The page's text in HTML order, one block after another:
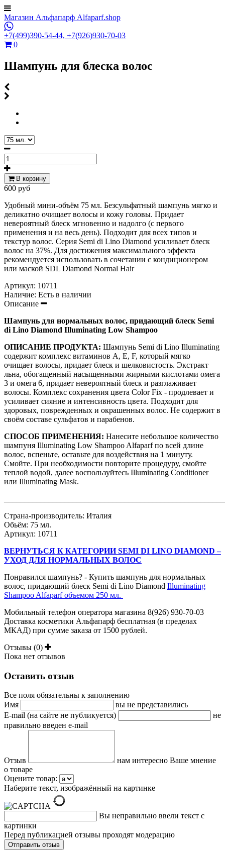
Магазин Альфапарф Alfaparf.shop
+7(499)390-54-44, +7(926)930-70-03
0
Шампунь для блеска волос
В корзину
600 руб
Удобный мини-объём 75 мл. Безсульфатный шампунь мягко и
деликатно очищает волосы и кожу головы. Придает
невероятный блеск мгновенно и надолго (с первого
применения и на весь день). Подходит для всех типов и
текстур волос. Серия Semi di Lino Diamond усиливает блеск
волос на 37%. Для достижения максимального эффекта
рекомендуется использовать в сочетании с кондиционером
или маской SDL Diamond Normal Hair
Артикул: 10711
Наличие: Есть в наличии
Описание
Шампунь для нормальных волос, придающий блеск Semi
di Lino Diamond Illuminating Low Shampoo
ОПИСАНИЕ ПРОДУКТА: Шампунь Semi di Lino Illuminating
содержит комплекс витаминов A, E, F, который мягко
очищает волосы, придает блеск и шелковистость. Экстракт
льна, обогащенный насыщенными жирными кислотами омега
3 и омега 6, придает невероятный блеск и разглаживает
волосы. Комплекс сохранения цвета Color Fix - продлевает и
усиливает сияние и интенсивность цвета. Подходит для
здоровых, поврежденных и окрашенных волос. Не содержит в
своём составе сульфатов и парабенов.
СПОСОБ ПРИМЕНЕНИЯ: Нанесите небольшое количество
шампуня Illuminating Low Shampoo Alfaparf по всей длине
волос, вспеньте, оставьте для воздействия на 1 минуту.
Смойте. При необходимости повторите процедуру, смойте
теплой водой, далее воспользуйтесь Illuminating Conditioner
или Illuminating Mask.
Страна-производитель: Италия
Обьём: 75 мл.
Артикул: 10711
ВЕРНУТЬСЯ К КАТЕГОРИИ SEMI DI LINO DIAMOND –
УХОД ДЛЯ НОРМАЛЬНЫХ ВОЛОС
Понравился шампунь? - Купить шампунь для нормальных
волос, придающий блеск Semi di Lino Diamond Illuminating
Shampoo Alfaparf объемом 250 мл.
Мобильный телефон оператора магазина 8(926) 930-70-03
Доставка косметики Альфапарф бесплатная (в пределах
МКАД) при сумме заказа от 1500 рублей.
Отзывы (0)
Пока нет отзывов
Оставить отзыв
Все поля обязательны к заполнению
Имя
вы не представились
E-mail (на сайте не публикуется)
не
правильно введен e-mail
Отзыв
нам интересно Ваше мнение
о товаре
Оцените товар:
Наберите текст, изображённый на картинке
Вы неправильно ввели текст с
картинки
Перед публикацией отзывы проходят модерацию